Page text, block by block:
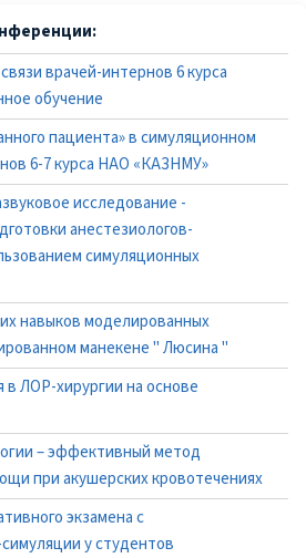
врачей-интернов 6 курса
обучение
пациента» в симуляционном
6-7 курса НАО «КАЗНМУ»
исследование -
анестезиологов-
симуляционных
навыков моделированных
манекене " Люсина "
в ЛОР-хирургии на основе
– эффективный метод
при акушерских кровотечениях
экзамена с
у студентов